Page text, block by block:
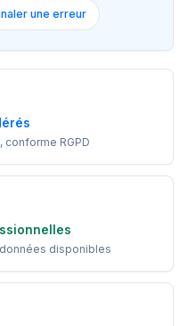
une erreur
conforme RGPD
disponibles